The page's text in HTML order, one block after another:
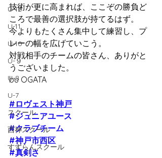
U-12
U-11
U-10
U-９
U-8
U-7
スクール
西神スクール
すずらんスクール
技術が更に高まれば、ここぞの勝負ど
ころで最善の選択肢が持てるはず。
今よりもたくさん集中して練習し、プ
レーの幅を広げていこう。
対戦相手のチームの皆さん、ありがと
うございました。
bu OGATA
#ロヴェスト神戸
#ジュニアユース
#クラブチーム
#神戸市西区
#真剣さ